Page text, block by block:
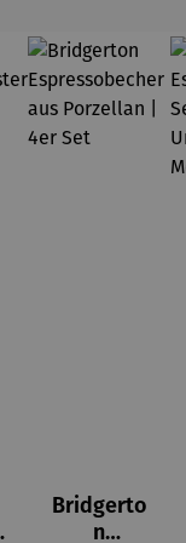
Bridgerto
n